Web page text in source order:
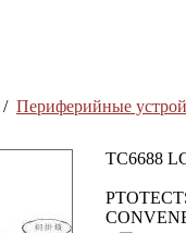
/ Периферийные
TC6688